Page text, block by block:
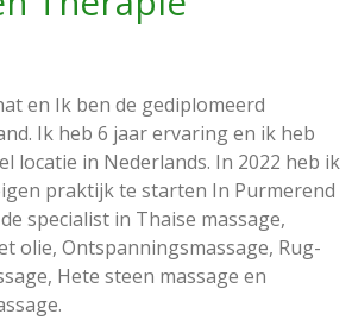
en Ik ben de gediplomeerd
Ik heb 6 jaar ervaring en ik heb
locatie in Nederlands. In 2022 heb ik
praktijk te starten In Purmerend
specialist in Thaise massage,
olie, Ontspanningsmassage, Rug-
Hete steen massage en